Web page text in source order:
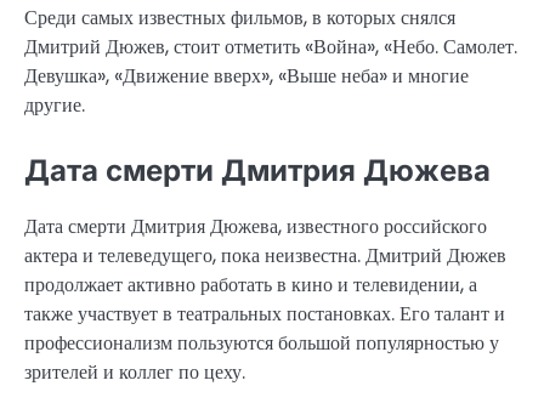
Среди самых известных фильмов, в которых снялся
Дмитрий Дюжев, стоит отметить «Война», «Небо. Самолет.
Девушка», «Движение вверх», «Выше неба» и многие
другие.
Дата смерти Дмитрия Дюжева
Дата смерти Дмитрия Дюжева, известного российского
актера и телеведущего, пока неизвестна. Дмитрий Дюжев
продолжает активно работать в кино и телевидении, а
также участвует в театральных постановках. Его талант и
профессионализм пользуются большой популярностью у
зрителей и коллег по цеху.